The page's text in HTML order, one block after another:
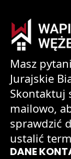
Masz
Jurajskie
Skontaktuj
mailowo,
sprawdzić
ustalić
DANE